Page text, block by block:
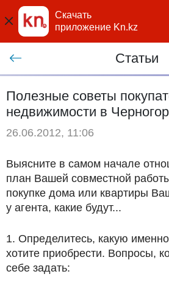
Скачать
приложение Kn.kz
Статьи
Полезные советы
недвижимости в
26.06.2012, 11:06
Выясните в самом начале
план Вашей совместной
покупке дома или квартиры
у агента, какие будут...
1. Определитесь, какую
хотите приобрести. Вопросы,
себе задать: